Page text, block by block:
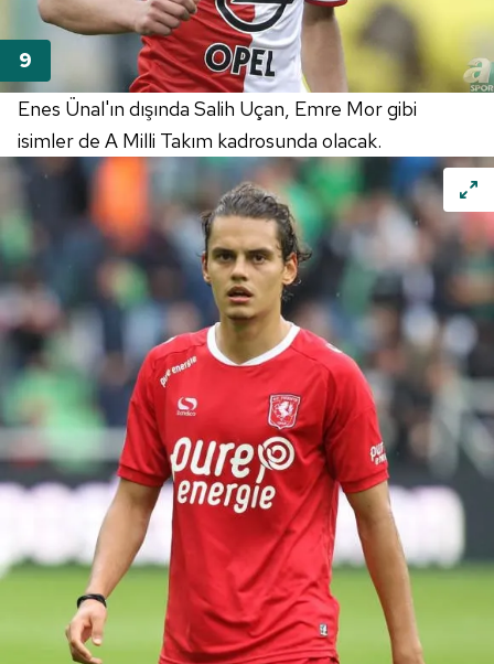
Enes Ünal'ın dışında Salih Uçan, Emre Mor gibi
isimler de A Milli Takım kadrosunda olacak.